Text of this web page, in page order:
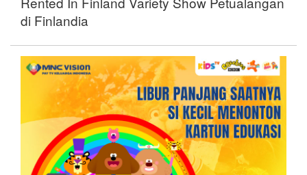
di Finlandia